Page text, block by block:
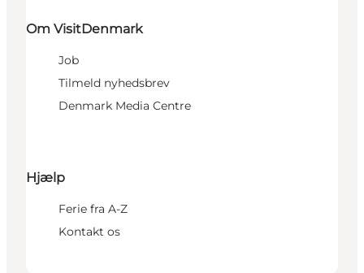
Om VisitDenmark
Job
Tilmeld nyhedsbrev
Denmark Media Centre
Hjælp
Ferie fra A-Z
Kontakt os